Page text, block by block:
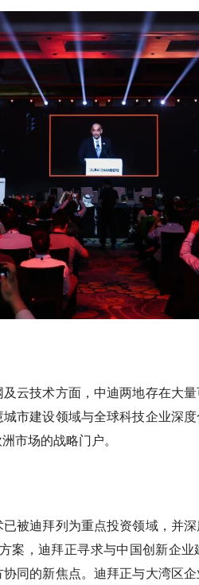
云技术方面，中迪两地存在大
市建设领域与全球科技企业深
市场的战略门户。
被迪拜列为重点投资领域，并
案，迪拜正寻求与中国创新企
同的新焦点。迪拜正与大湾区